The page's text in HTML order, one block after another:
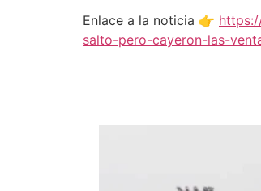
Enlace a la noticia 👉
salto-pero-cayeron-las-